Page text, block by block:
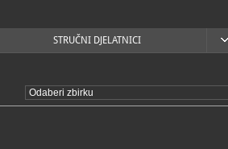
STRUČNI DJELATNICI